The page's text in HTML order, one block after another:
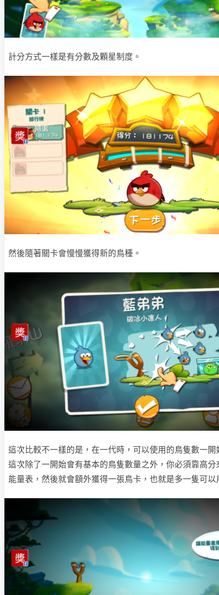
計分方式一樣是有分數及顆星制度。
然後隨著關卡會慢慢獲得新的鳥種。
這次比較不一樣的是，在一代時，可以使用的鳥隻數一開
這次除了一開始會有基本的鳥隻數量之外，你必須靠高分
能量表，然後就會額外獲得一張鳥卡，也就是多一隻可以